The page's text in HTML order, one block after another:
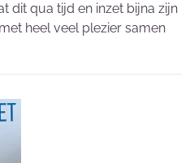
dit qua tijd en inzet bijna zijn
heel veel plezier samen